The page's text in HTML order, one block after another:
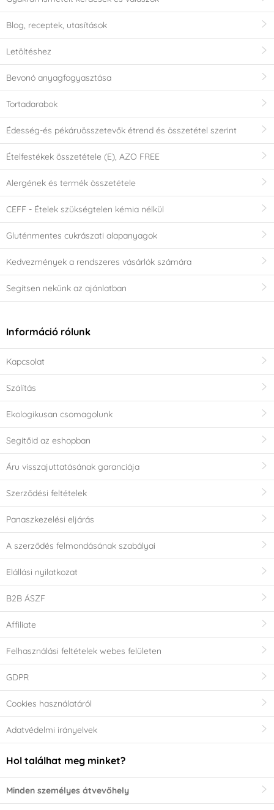
Blog, receptek, utasítások
Letöltéshez
Bevonó anyagfogyasztása
Tortadarabok
Édesség-és pékáruösszetevők étrend és összetétel szerint
Ételfestékek összetétele (E), AZO FREE
Alergének és termék összetétele
CEFF - Ételek szükségtelen kémia nélkül
Gluténmentes cukrászati alapanyagok
Kedvezmények a rendszeres vásárlók számára
Segítsen nekünk az ajánlatban
Információ rólunk
Kapcsolat
Szálítás
Ekologikusan csomagolunk
Segítőid az eshopban
Áru visszajuttatásának garanciája
Szerződési feltételek
Panaszkezelési eljárás
A szerződés felmondásának szabályai
Elállási nyilatkozat
B2B ÁSZF
Affiliate
Felhasználási feltételek webes felületen
GDPR
Cookies használatáról
Adatvédelmi irányelvek
Hol találhat meg minket?
Minden személyes átvevőhely